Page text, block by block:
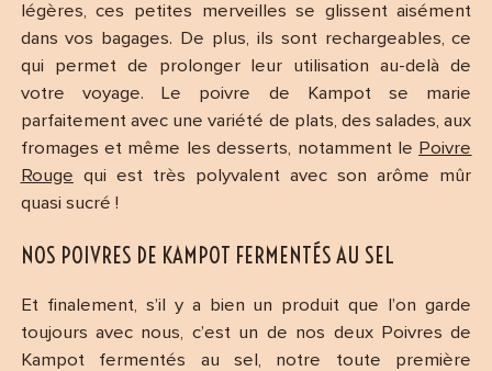
légères, ces petites merveilles se glissent aisément
dans vos bagages. De plus, ils sont rechargeables, ce
qui permet de prolonger leur utilisation au-delà de
votre voyage. Le poivre de Kampot se marie
parfaitement avec une variété de plats, des salades, aux
fromages et même les desserts, notamment le Poivre
Rouge qui est très polyvalent avec son arôme mûr
quasi sucré !
NOS POIVRES DE KAMPOT FERMENTÉS AU SEL
Et finalement, s’il y a bien un produit que l’on garde
toujours avec nous, c’est un de nos deux Poivres de
Kampot fermentés au sel, notre toute première